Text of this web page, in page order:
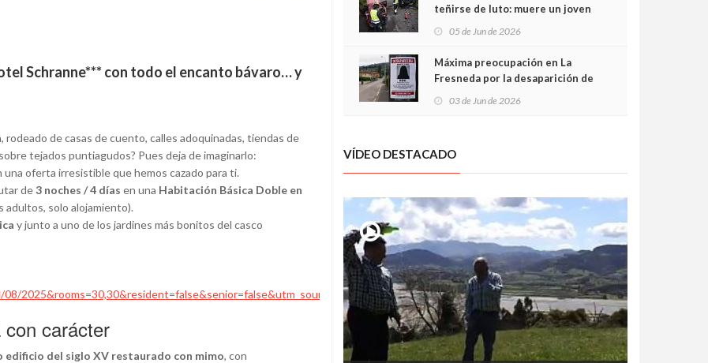
Schranne*** con todo el encanto bávaro… y
rodeado de casas de cuento, calles adoquinadas, tiendas de
tejados puntiagudos? Pues deja de imaginarlo:
una oferta irresistible que hemos cazado para ti.
de3 noches / 4 días en una Habitación Básica Doble en
adultos, solo alojamiento).
y junto a uno de los jardines más bonitos del casco
carácter
edificio del siglo XV restaurado con mimo, con
teñirse de luto: muere un joven
05 de Jun de 2026
Máxima preocupación en La
Fresneda por la desaparición de
03 de Jun de 2026
VÍDEO DESTACADO